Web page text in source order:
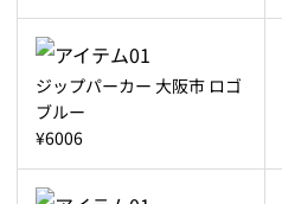
ジップパーカー 大阪市 ロゴ
ブルー
¥6006